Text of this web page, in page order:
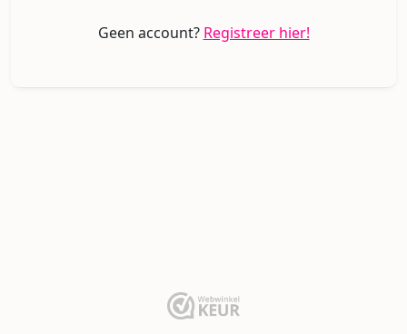
Geen account? Registreer hier!